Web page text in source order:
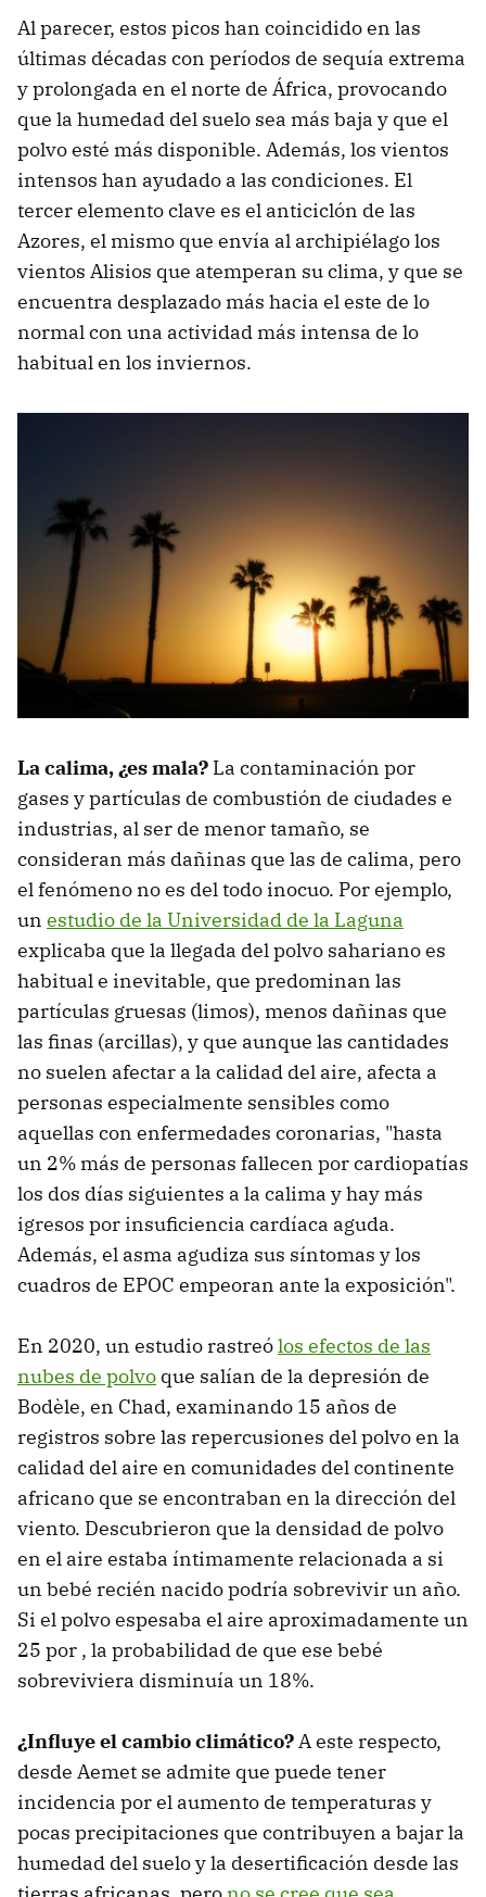
Al parecer, estos picos han coincidido en las
últimas décadas con períodos de sequía extrema
y prolongada en el norte de África, provocando
que la humedad del suelo sea más baja y que el
polvo esté más disponible. Además, los vientos
intensos han ayudado a las condiciones. El
tercer elemento clave es el anticiclón de las
Azores, el mismo que envía al archipiélago los
vientos Alisios que atemperan su clima, y que se
encuentra desplazado más hacia el este de lo
normal con una actividad más intensa de lo
habitual en los inviernos.
La calima, ¿es mala? La contaminación por
gases y partículas de combustión de ciudades e
industrias, al ser de menor tamaño, se
consideran más dañinas que las de calima, pero
el fenómeno no es del todo inocuo. Por ejemplo,
un estudio de la Universidad de la Laguna
explicaba que la llegada del polvo sahariano es
habitual e inevitable, que predominan las
partículas gruesas (limos), menos dañinas que
las finas (arcillas), y que aunque las cantidades
no suelen afectar a la calidad del aire, afecta a
personas especialmente sensibles como
aquellas con enfermedades coronarias, "hasta
un 2% más de personas fallecen por cardiopatías
los dos días siguientes a la calima y hay más
igresos por insuficiencia cardíaca aguda.
Además, el asma agudiza sus síntomas y los
cuadros de EPOC empeoran ante la exposición".
En 2020, un estudio rastreólos efectos de las
nubes de polvo que salían de la depresión de
Bodèle, en Chad, examinando 15 años de
registros sobre las repercusiones del polvo en la
calidad del aire en comunidades del continente
africano que se encontraban en la dirección del
viento. Descubrieron que la densidad de polvo
en el aire estaba íntimamente relacionada a si
un bebé recién nacido podría sobrevivir un año.
Si el polvo espesaba el aire aproximadamente un
25 por , la probabilidad de que ese bebé
sobreviviera disminuía un 18%.
¿Influye el cambio climático?A este respecto,
desde Aemet se admite que puede tener
incidencia por el aumento de temperaturas y
pocas precipitaciones que contribuyen a bajar la
humedad del suelo y la desertificación desde las